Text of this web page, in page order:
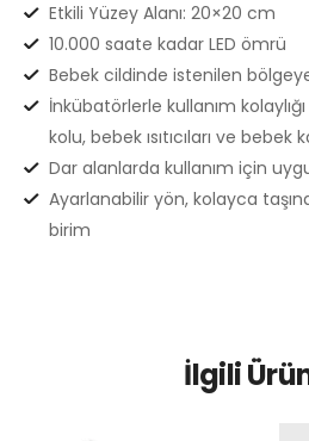
Etkili Yüzey Alanı: 20×20 cm
10.000 saate kadar LED ömrü
Bebek cildinde istenilen
İnkübatörlerle kullanım
kolu, bebek ısıtıcıları ve bebek
Dar alanlarda kullanım için
Ayarlanabilir yön, kolayca
birim
İlgili